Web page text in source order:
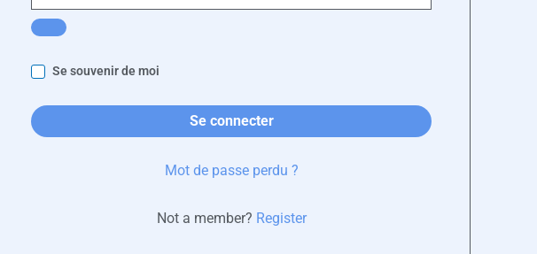
Se souvenir de moi
Se connecter
Mot de passe perdu ?
Not a member? Register